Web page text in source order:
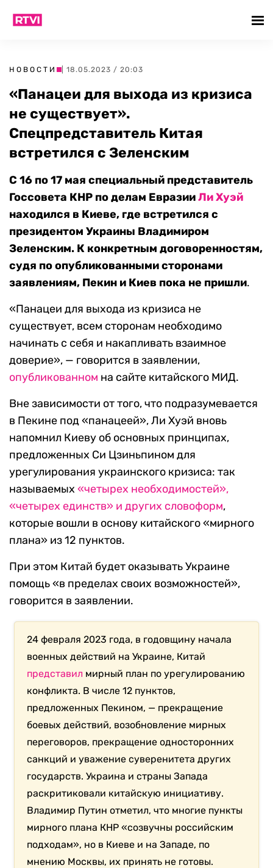
НОВОСТИ | 18.05.2023 / 20:03
«Панацеи для выхода из кризиса
не существует».
Спецпредставитель Китая
встретился с Зеленским
С 16 по 17 мая специальный представитель
Госсовета КНР по делам ЕвразииЛи Хуэй
находился в Киеве, где встретился с
президентом Украины Владимиром
Зеленским. К конкретным договоренностям,
судя по опубликованными сторонами
заявлениям, Пекин и Киев пока не пришли.
«Панацеи для выхода из кризиса не
существует, всем сторонам необходимо
начинать с себя и накапливать взаимное
доверие», — говорится в заявлении,
опубликованном на сайте китайского МИД.
Вне зависимости от того, что подразумевается
в Пекине под «панацеей», Ли Хуэй вновь
напомнил Киеву об основных принципах,
предложенных Си Цзиньпином для
урегулирования украинского кризиса: так
называемых «четырех необходимостей»,
«четырех единств» и других словоформ,
которые вошли в основу китайского «мирного
плана» из 12 пунктов.
При этом Китай будет оказывать Украине
помощь «в пределах своих возможностей»,
говорится в заявлении.
24 февраля 2023 года, в годовщину начала
военных действий на Украине, Китай
представил мирный план по урегулированию
конфликта. В числе 12 пунктов,
предложенных Пекином, — прекращение
боевых действий, возобновление мирных
переговоров, прекращение односторонних
санкций и уважение суверенитета других
государств. Украина и страны Запада
раскритиковали китайскую инициативу.
Владимир Путин отметил, что многие пункты
мирного плана КНР «созвучны российским
подходам», но в Киеве и на Западе, по
мнению Москвы, их принять не готовы.